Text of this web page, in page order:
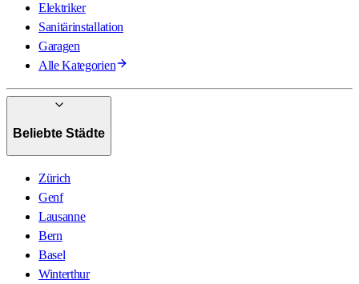
Elektriker
Sanitärinstallation
Garagen
Alle Kategorien
Beliebte Städte
Zürich
Genf
Lausanne
Bern
Basel
Winterthur